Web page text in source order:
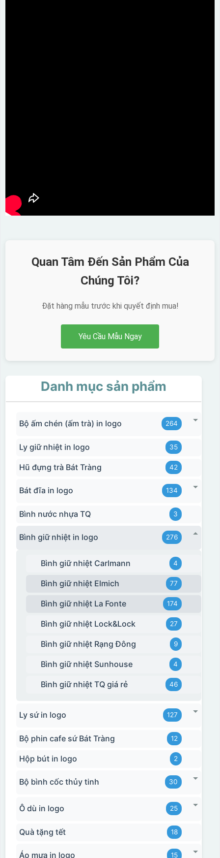
Quan Tâm Đến Sản Phẩm Của
Chúng Tôi?
Đặt hàng mẫu trước khi quyết định mua!
Yêu Cầu Mẫu Ngay
Danh mục sản phẩm
Bộ ấm chén (ấm trà) in logo 264
Ly giữ nhiệt in logo 35
Hũ đựng trà Bát Tràng 42
Bát đĩa in logo 134
Bình nước nhựa TQ 3
Bình giữ nhiệt in logo 276
Bình giữ nhiệt Carlmann 4
Bình giữ nhiệt Elmich 77
Bình giữ nhiệt La Fonte 174
Bình giữ nhiệt Lock&Lock 27
Bình giữ nhiệt Rạng Đông 9
Bình giữ nhiệt Sunhouse 4
Bình giữ nhiệt TQ giá rẻ 46
Ly sứ in logo 127
Bộ phin cafe sứ Bát Tràng 12
Hộp bút in logo 2
Bộ bình cốc thủy tinh 30
Ô dù in logo 25
Quà tặng tết 18
Áo mưa in logo 15